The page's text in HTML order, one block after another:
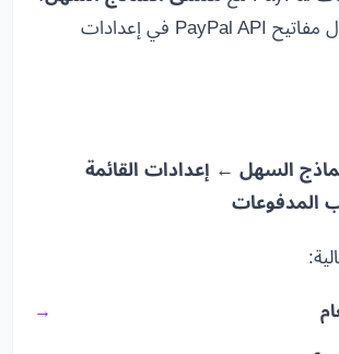
ستحتاج إلى إدخال مفاتيح PayPal API في إعدادات
السهل ← إعدادات القائمة
المدفوعات